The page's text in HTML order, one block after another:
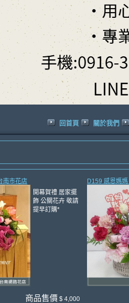
回首頁 關於我們
南市花店
開幕賀禮 居家擺
飾 公關花卉 敬請
提早訂購*
商品售價 $ 4,000
D159 感恩媽